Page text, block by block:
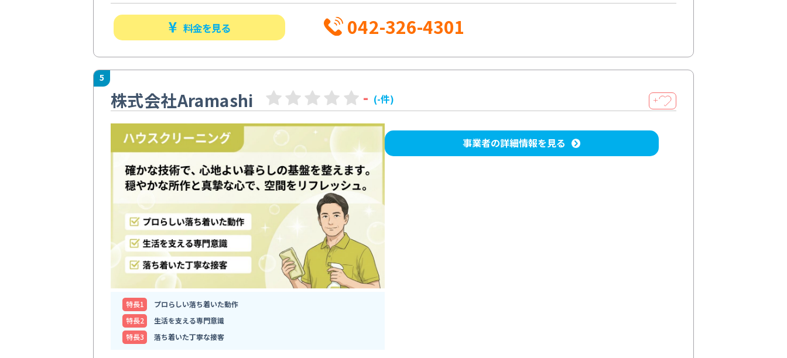
料金を見る 042-326-4301
5
株式会社Aramashi - (-件) ＋
特⻑1
プロらしい落ち着いた動作
特⻑2
生活を支える専門意識
特⻑3
落ち着いた丁寧な接客
事業者の詳細情報を見る